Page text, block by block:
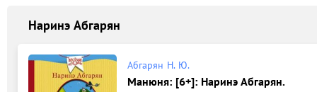
Наринэ Абгарян
Абгарян Н. Ю.
Манюня: [6+]: Наринэ Абгарян.